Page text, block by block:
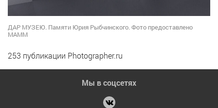
ДАР МУЗЕЮ. Памяти Юрия Рыбчинского. Фото предоставлено
МАММ
253 публикации Photographer.ru
Мы в соцсетях